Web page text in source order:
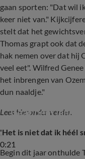
gaan sporten: "Dat wil
keer niet van."
stelt dat het
Thomas grapt ook dat
hak nemen over dat hij
veel eet". Wilfred
het inbrengen van
dun naaldje."
Lees hieronder verder.
0:21
Thomas van
'Gaat heel
'Het is niet dat ik héél
Begin dit jaar onthulde